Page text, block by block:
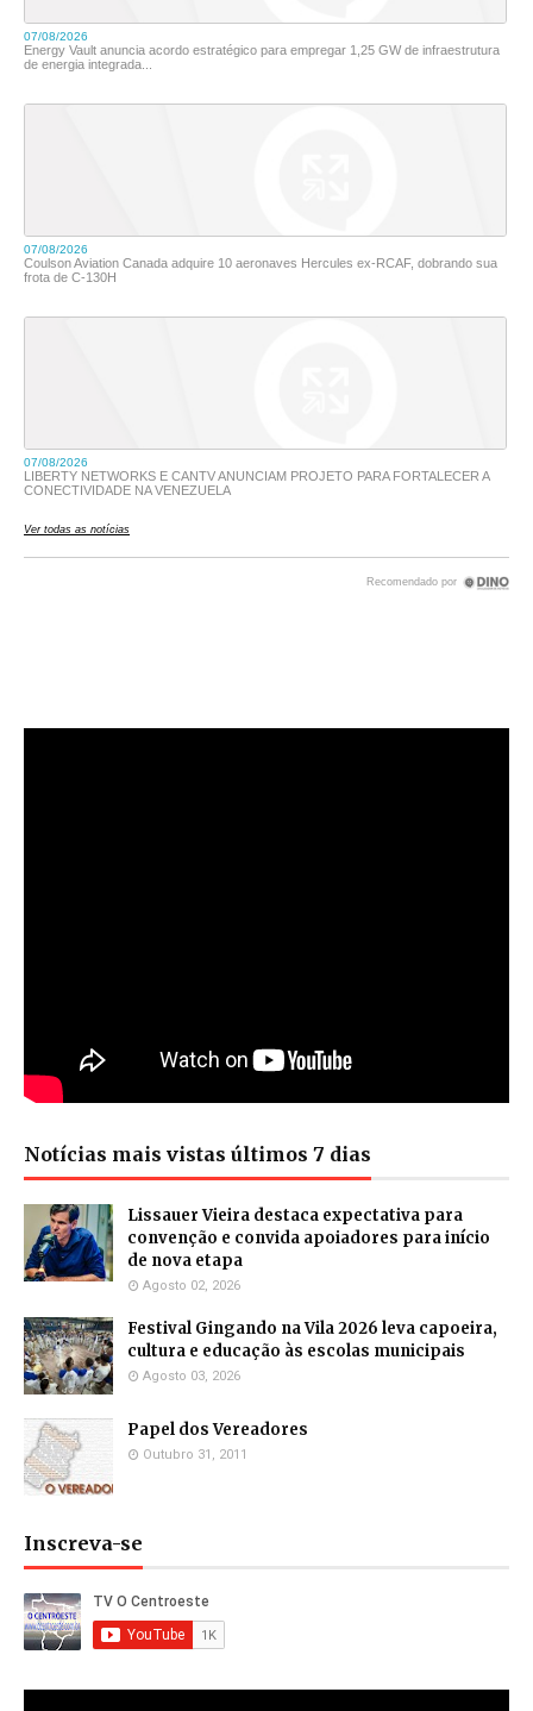
Notícias mais vistas últimos 7 dias
Lissauer Vieira destaca expectativa para
convenção e convida apoiadores para início
de nova etapa
Agosto 02, 2026
Festival Gingando na Vila 2026 leva capoeira,
cultura e educação às escolas municipais
Agosto 03, 2026
Papel dos Vereadores
Outubro 31, 2011
Inscreva-se